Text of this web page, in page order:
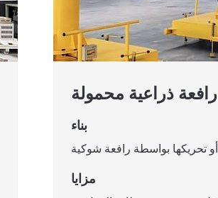
رافعة ذراعية محمولة
بناء
مزايا